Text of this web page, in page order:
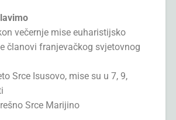
večernje mise euharistijsko
članovi franjevačkog svjetovnog
Srce Isusovo, mise su u 7, 9,
Srce Marijino